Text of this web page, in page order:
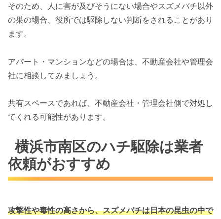
そのため、人に害が及びそうにない場合やスズメバチ以外
の巣の場合、役所では駆除しない判断をされることがあり
ます。
アパート・マンションなどの場合は、不動産会社や管理会
社に相談してみましょう。
共有スペースであれば、不動産会社・管理会社側で対処し
てくれる可能性があります。
横浜市南区のハチ駆除は業者
依頼がおすすめ
攻撃性や毒性の高さから、スズメバチは日本の昆虫の中で